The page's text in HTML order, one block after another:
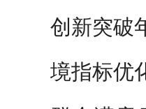
创新突破
境指标优